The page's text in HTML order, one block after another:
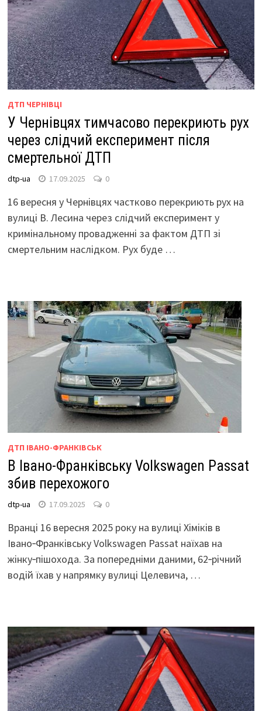
ДТП ЧЕРНІВЦІ
У Чернівцях тимчасово перекриють рух
через слідчий експеримент після
смертельної ДТП
dtp-ua 17.09.2025 0
16 вересня у Чернівцях частково перекриють рух на
вулиці В. Лесина через слідчий експеримент у
кримінальному провадженні за фактом ДТП зі
смертельним наслідком. Рух буде …
ДТП ІВАНО-ФРАНКІВСЬК
В Івано-Франківську Volkswagen Passat
збив перехожого
dtp-ua 17.09.2025 0
Вранці 16 вересня 2025 року на вулиці Хіміків в
Івано‑Франківську Volkswagen Passat наїхав на
жінку‑пішохода. За попередніми даними, 62‑річний
водій їхав у напрямку вулиці Целевича, …